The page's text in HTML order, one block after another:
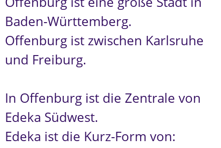
Baden-Württemberg.
Offenburg ist zwischen Karlsruhe
und Freiburg.
In Offenburg ist die Zentrale von
Edeka Südwest.
Edeka ist die Kurz-Form von: